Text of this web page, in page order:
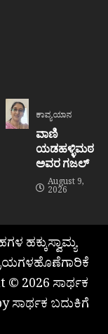
ಕಾವ್ಯಯಾನ
ವಾಣಿ
ಯಡಹಳ್ಳಿಮಠ
ಅವರ ಗಜಲ್
August 9,
2026
ಹಕ್ಕುಸ್ವಾಮ್ಯ
© 2026 ಸಾರ್ಥಕ
ಸಾರ್ಥಕ ಬದುಕಿಗೆ